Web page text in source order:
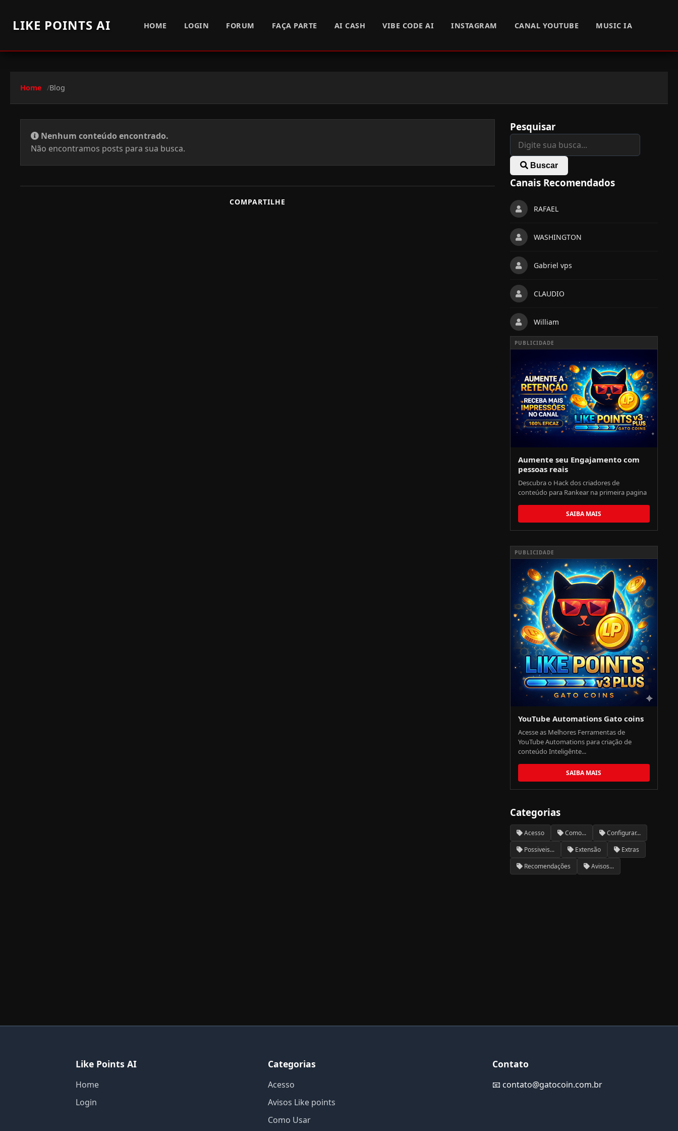
LIKE POINTS AI HOME LOGIN FORUM FAÇA PARTE AI CASH VIBE CODE AI INSTAGRAM CANAL YOUTUBE MUSIC IA
Home Blog
Nenhum conteúdo encontrado.
Não encontramos posts para sua busca.
COMPARTILHE
Pesquisar
Buscar
Canais Recomendados
RAFAEL
WASHINGTON
Gabriel vps
CLAUDIO
William
PUBLICIDADE
Aumente seu Engajamento com
pessoas reais
Descubra o Hack dos criadores de
conteúdo para Rankear na primeira pagina
SAIBA MAIS
PUBLICIDADE
YouTube Automations Gato coins
Acesse as Melhores Ferramentas de
YouTube Automations para criação de
conteúdo Inteligênte...
SAIBA MAIS
Categorias
Acesso Como...
Configurar...
Possiveis...
Extensão
Extras
Recomendações
Avisos...
Like Points AI
Home
Login
Categorias
Acesso
Avisos Like points
Como Usar
Contato
📧 contato@gatocoin.com.br